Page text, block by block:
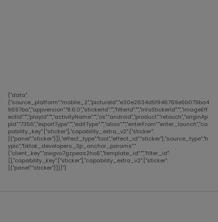
{"data":
{"source_platform":"mobile_2","pictureId":"e30e2634d5f946769e5b079ba4
9697ba","appversion":"8.6.0","stickerId":"","filterId":"","infoStickerId":"","imageEff
ectId":"","playId":"","activityName":"","os":"android","product":"retouch","originAp
pId":"7356","exportType":"","editType":"","alias":"","enterFrom":"enter_launch","ca
pability_key":["sticker"],"capability_extra_v2":{"sticker":
[{"panel":"sticker"}]},"effect_type":"tool","effect_id":"sticker"},"source_type":"h
ypic","tiktok_developers_3p_anchor_params":"
{"client_key":"awgvo7gzpeas2ho6","template_id":"","filter_id":
[],"capability_key":["sticker"],"capability_extra_v2":{"sticker":
[{"panel":"sticker"}]}}"}